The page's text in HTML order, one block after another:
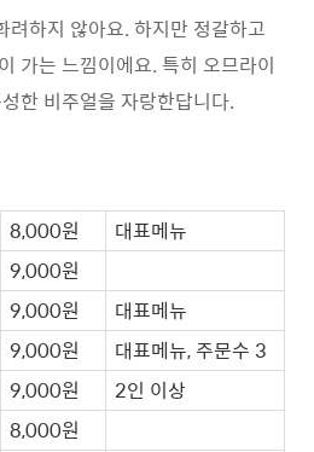
려하지 않아요. 하지만 정갈하고
가는 느낌이에요. 특히 오므라이
한 비주얼을 자랑한답니다.
8,000원
대표메뉴
9,000원
9,000원
대표메뉴
9,000원
대표메뉴, 주문수 3
9,000원
2인 이상
8,000원